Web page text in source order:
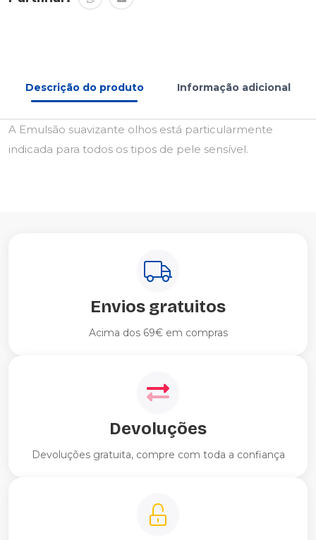
Descrição do produto Informação adicional
A Emulsão suavizante olhos está particularmente
indicada para todos os tipos de pele sensível.
Envios gratuitos
Acima dos 69€ em compras
Devoluções
Devoluções gratuita, compre com toda a confiança